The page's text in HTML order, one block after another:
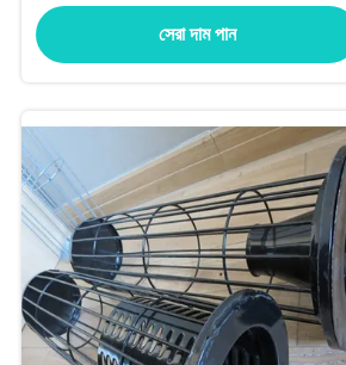
সেরা দাম পান